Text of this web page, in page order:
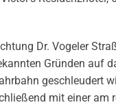
Dr. Vogeler
Gründen auf
geschleudert
mit einer am